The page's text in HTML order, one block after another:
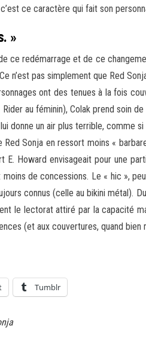
ce caractère qui fait son
»
ce redémarrage et de ce
n’est pas simplement que Red
ont des tenues à la fois
Rider au féminin), Colak prend
donne un air plus terrible, comme
Sonja en ressort moins «
E. Howard envisageait pour une
de concessions. Le « hic »,
connus (celle au bikini métal).
le lectorat attiré par la capacité
(et aux couvertures, quand
Tumblr